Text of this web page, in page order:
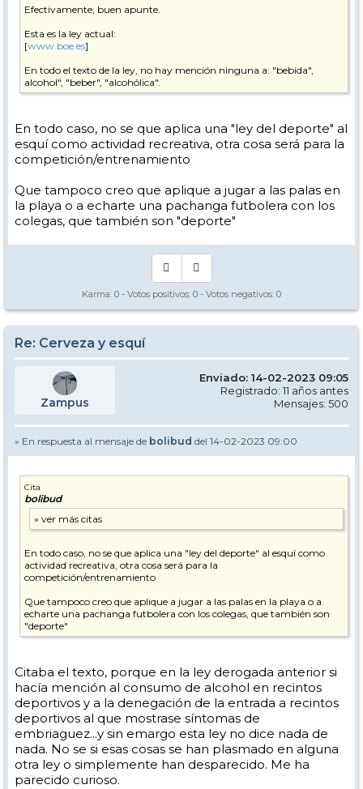
Efectivamente, buen apunte.
Esta es la ley actual:
[www.boe.es]
En todo el texto de la ley, no hay mención ninguna a: "bebida",
alcohol", "beber", "alcohólica".
En todo caso, no se que aplica una "ley del deporte" al
esquí como actividad recreativa, otra cosa será para la
competición/entrenamiento
Que tampoco creo que aplique a jugar a las palas en
la playa o a echarte una pachanga futbolera con los
colegas, que también son "deporte"
Karma: 0 - Votos positivos: 0 - Votos negativos: 0
Re: Cerveza y esquí
Zampus
Enviado: 14-02-2023 09:05
Registrado: 11 años antes
Mensajes: 500
» En respuesta al mensaje de bolibud del 14-02-2023 09:00
Cita
bolibud
En todo caso, no se que aplica una "ley del deporte" al esquí como
actividad recreativa, otra cosa será para la
competición/entrenamiento
Que tampoco creo que aplique a jugar a las palas en la playa o a
echarte una pachanga futbolera con los colegas, que también son
"deporte"
Citaba el texto, porque en la ley derogada anterior si
hacía mención al consumo de alcohol en recintos
deportivos y a la denegación de la entrada a recintos
deportivos al que mostrase síntomas de
embriaguez...y sin emargo esta ley no dice nada de
nada. No se si esas cosas se han plasmado en alguna
otra ley o simplemente han desparecido. Me ha
parecido curioso.